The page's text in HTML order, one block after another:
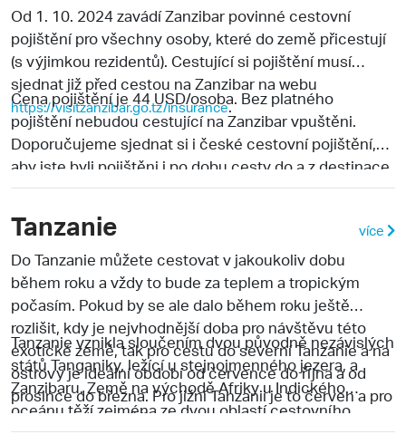
Od 1. 10. 2024 zavádí Zanzibar povinné cestovní
pojištění pro všechny osoby, které do země přicestují
(s výjimkou rezidentů). Cestující si pojištění musí
sjednat již před cestou na Zanzibar na webu
https://visitzanzibar.go.tz/insurance.
Cena pojištění je 44 USD/osoba. Bez platného
pojištění nebudou cestující na Zanzibar vpuštěni.
Doporučujeme sjednat si i české cestovní pojištění,
aby jste byli pojištěni i po dobu cesty do a z destinace
a také pro případ storna, pojištění zavazadel, atd.
Tanzanie více
Do Tanzanie můžete cestovat v jakoukoliv dobu
během roku a vždy to bude za teplem a tropickým
počasím. Pokud by se ale dalo během roku ještě
rozlišit, kdy je nejvhodnější doba pro návštěvu této
exotické země, tak pro cestu do severní Tanzanie a na
ostrovy je ideální období od července do října a od
prosince do března. Pro jižní Tanzanii je to červen a pro
západní květen až říjen.
Tanzanie vznikla sloučením dvou původně nezávislých
států Tanganiky, ležící u stejnojmenného jezera, a
Zanzibaru. Země na východě Afriky u Indického
oceánu těží zejména ze dvou oblastí cestovního
ruchu. Tou první jsou početné přírodní rezervace,